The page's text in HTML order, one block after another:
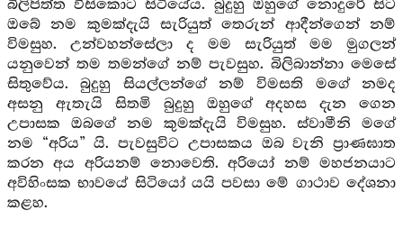
බිලිපිත්ත වීසිකොට සිටියේය. බුදුහු ඔහුගේ නොදුරේ සිට
ඔබේ නම කුමක්දැයි සැරියුත් තෙරුන් ආදීන්ගෙන් නම්
විමසුහ. උන්වහන්සේලා ද මම සැරියුත් මම මුගලන්
යනුවෙන් තම තමන්ගේ නම් පැවසුහ. බිලිබාන්නා මෙසේ
සිතුවේය. බුදුහු සියල්ලන්ගේ නම් විමසති මගේ නමද
අසනු ඇතැයි සිතමි බුදුහු ඔහුගේ අදහස දැන ගෙන
උපාසක ඔබගේ නම කුමක්දැයි විමසුහ. ස්වාමීනි මගේ
නම “අරිය” යි. පැවසුවිට උපාසකය ඔබ වැනි ප්‍රාණඝාත
කරන අය අරියනම් නොවෙති. අරියෝ නම් මහජනයාට
අවිහිංසක භාවයේ සිටියෝ යයි පවසා මේ ගාථාව දේශනා
කළහ.